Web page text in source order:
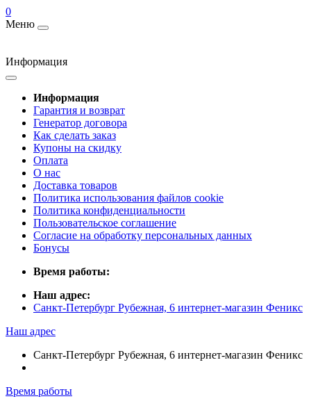
0
Меню
Информация
Информация
Гарантия и возврат
Генератор договора
Как сделать заказ
Купоны на скидку
Оплата
О нас
Доставка товаров
Политика использования файлов cookie
Политика конфиденциальности
Пользовательское соглашение
Согласие на обработку персональных данных
Бонусы
Время работы:
Наш адрес:
Санкт-Петербург Рубежная, 6 интернет-магазин Феникс
Наш адрес
Санкт-Петербург Рубежная, 6 интернет-магазин Феникс
Время работы